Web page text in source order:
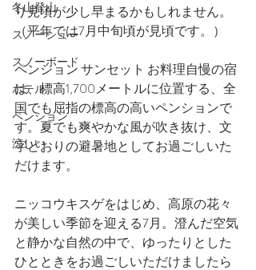
冬山登山
スノーシュー
スノーボード
ホテル
ペンション
涼しい
り見頃が少し早まるかもしれません。
（平年では7月中旬頃が見頃です。）
ペンション サンセット お料理自慢の宿
は、標高1,700メートルに位置する、全
国でも屈指の標高の高いペンションで
す。夏でも爽やかな風が吹き抜け、文
字どおりの避暑地としてお過ごしいた
だけます。
ニッコウキスゲをはじめ、高原の花々
が美しい季節を迎える7月。澄んだ空気
と静かな自然の中で、ゆったりとした
ひとときをお過ごしいただけましたら